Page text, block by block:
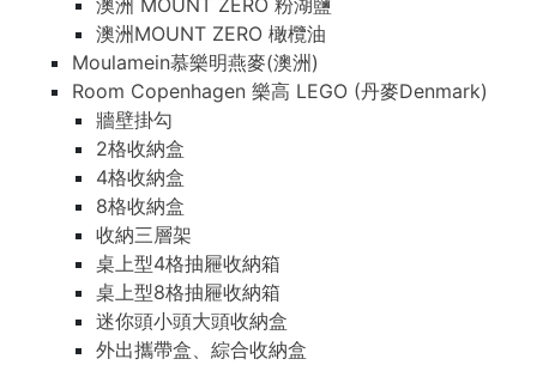
澳洲 MOUNT ZERO 粉湖鹽
澳洲MOUNT ZERO 橄欖油
Moulamein慕樂明燕麥(澳洲)
Room Copenhagen 樂高 LEGO (丹麥Denmark)
牆壁掛勾
2格收納盒
4格收納盒
8格收納盒
收納三層架
桌上型4格抽屜收納箱
桌上型8格抽屜收納箱
迷你頭小頭大頭收納盒
外出攜帶盒、綜合收納盒